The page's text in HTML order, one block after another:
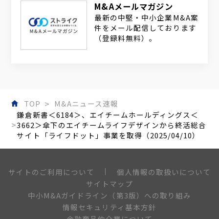
M&Aメールマガジン
最新の中堅・中小企業M&A案
件をメール配信しております
（登録料無料）。
TOP
M&Aニュース速報
鎌倉新書＜6184＞、エイチームホールディングス＜
3662＞傘下のエイチームライフデザインから終活総合
サイト「ライフドット」事業を取得（2025/04/10）
サイトのご利用について
個人情報の取扱いについて
サイトマップ
中小M&Aガイドライン（第3版）への取り組み
情報セキュリティ基本方針